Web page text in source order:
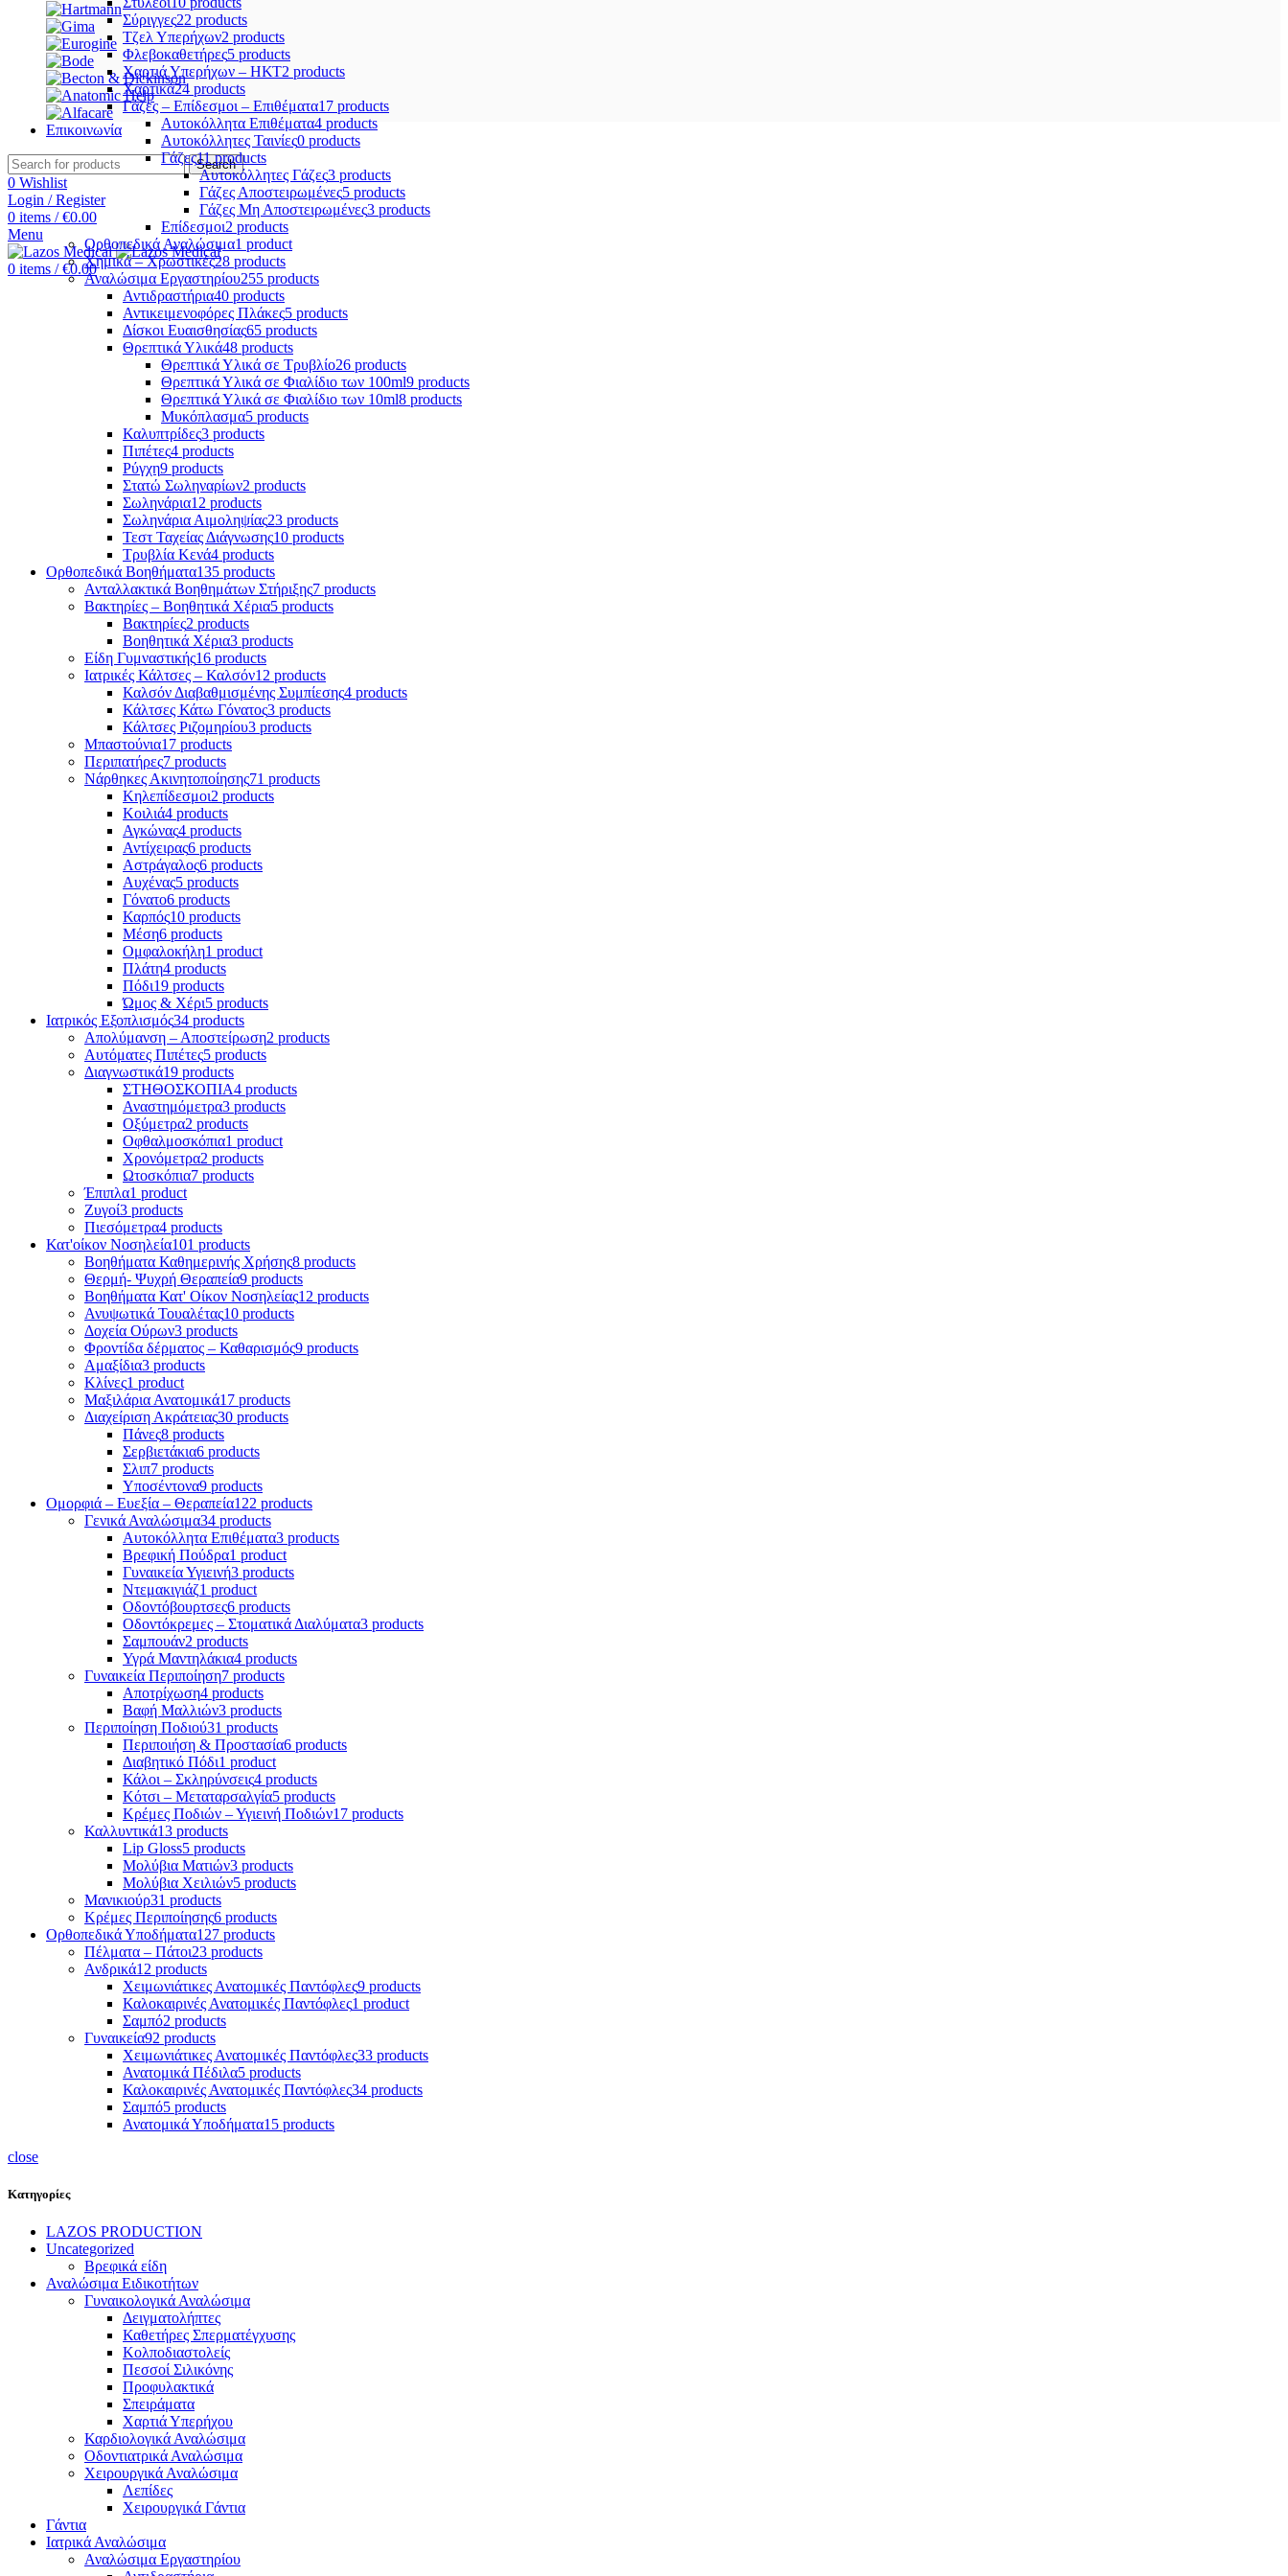
Επικοινωνία
Search
0 Wishlist
Login / Register
0 items / €0.00
Menu
0 items / €0.00
Σύριγγες22 products
Τζελ Υπερήχων2 products
Φλεβοκαθετήρες5 products
Χαρτιά Υπερήχων – ΗΚΤ2 products
Χαρτικά24 products
Γάζες – Επίδεσμοι – Επιθέματα17 products
Αυτοκόλλητα Επιθέματα4 products
Αυτοκόλλητες Ταινίες0 products
Γάζες11 products
Αυτοκόλλητες Γάζες3 products
Γάζες Αποστειρωμένες5 products
Γάζες Μη Αποστειρωμένες3 products
Επίδεσμοι2 products
Ορθοπεδικά Αναλώσιμα1 product
Χημικά – Χρωστικές28 products
Αναλώσιμα Εργαστηρίου255 products
Αντιδραστήρια40 products
Αντικειμενοφόρες Πλάκες5 products
Δίσκοι Ευαισθησίας65 products
Θρεπτικά Υλικά48 products
Θρεπτικά Υλικά σε Τρυβλίο26 products
Θρεπτικά Υλικά σε Φιαλίδιο των 100ml9 products
Θρεπτικά Υλικά σε Φιαλίδιο των 10ml8 products
Μυκόπλασμα5 products
Καλυπτρίδες3 products
Πιπέτες4 products
Ρύγχη9 products
Στατώ Σωληναρίων2 products
Σωληνάρια12 products
Σωληνάρια Αιμοληψίας23 products
Τεστ Ταχείας Διάγνωσης10 products
Τρυβλία Κενά4 products
Ορθοπεδικά Βοηθήματα135 products
Ανταλλακτικά Βοηθημάτων Στήριξης7 products
Βακτηρίες – Βοηθητικά Χέρια5 products
Βακτηρίες2 products
Βοηθητικά Χέρια3 products
Είδη Γυμναστικής16 products
Ιατρικές Κάλτσες – Καλσόν12 products
Καλσόν Διαβαθμισμένης Συμπίεσης4 products
Κάλτσες Κάτω Γόνατος3 products
Κάλτσες Ριζομηρίου3 products
Μπαστούνια17 products
Περιπατήρες7 products
Νάρθηκες Ακινητοποίησης71 products
Κηλεπίδεσμοι2 products
Κοιλιά4 products
Αγκώνας4 products
Αντίχειρας6 products
Αστράγαλος6 products
Αυχένας5 products
Γόνατο6 products
Καρπός10 products
Μέση6 products
Ομφαλοκήλη1 product
Πλάτη4 products
Πόδι19 products
Ώμος & Χέρι5 products
Ιατρικός Εξοπλισμός34 products
Απολύμανση – Αποστείρωση2 products
Αυτόματες Πιπέτες5 products
Διαγνωστικά19 products
ΣΤΗΘΟΣΚΟΠΙΑ4 products
Αναστημόμετρα3 products
Οξύμετρα2 products
Οφθαλμοσκόπια1 product
Χρονόμετρα2 products
Ωτοσκόπια7 products
Έπιπλα1 product
Ζυγοί3 products
Πιεσόμετρα4 products
Κατ'οίκον Νοσηλεία101 products
Βοηθήματα Καθημερινής Χρήσης8 products
Θερμή- Ψυχρή Θεραπεία9 products
Βοηθήματα Κατ' Οίκον Νοσηλείας12 products
Ανυψωτικά Τουαλέτας10 products
Δοχεία Ούρων3 products
Φροντίδα δέρματος – Καθαρισμός9 products
Αμαξίδια3 products
Κλίνες1 product
Μαξιλάρια Ανατομικά17 products
Διαχείριση Ακράτειας30 products
Πάνες8 products
Σερβιετάκια6 products
Σλιπ7 products
Υποσέντονα9 products
Ομορφιά – Ευεξία – Θεραπεία122 products
Γενικά Αναλώσιμα34 products
Αυτοκόλλητα Επιθέματα3 products
Βρεφική Πούδρα1 product
Γυναικεία Υγιεινή3 products
Ντεμακιγιάζ1 product
Οδοντόβουρτσες6 products
Οδοντόκρεμες – Στοματικά Διαλύματα3 products
Σαμπουάν2 products
Υγρά Μαντηλάκια4 products
Γυναικεία Περιποίηση7 products
Αποτρίχωση4 products
Βαφή Μαλλιών3 products
Περιποίηση Ποδιού31 products
Περιποιήση & Προστασία6 products
Διαβητικό Πόδι1 product
Κάλοι – Σκληρύνσεις4 products
Κότσι – Μεταταρσαλγία5 products
Κρέμες Ποδιών – Υγιεινή Ποδιών17 products
Καλλυντικά13 products
Lip Gloss5 products
Μολύβια Ματιών3 products
Μολύβια Χειλιών5 products
Μανικιούρ31 products
Κρέμες Περιποίησης6 products
Ορθοπεδικά Υποδήματα127 products
Πέλματα – Πάτοι23 products
Ανδρικά12 products
Χειμωνιάτικες Ανατομικές Παντόφλες9 products
Καλοκαιρινές Ανατομικές Παντόφλες1 product
Σαμπό2 products
Γυναικεία92 products
Χειμωνιάτικες Ανατομικές Παντόφλες33 products
Ανατομικά Πέδιλα5 products
Καλοκαιρινές Ανατομικές Παντόφλες34 products
Σαμπό5 products
Ανατομικά Υποδήματα15 products
close
Κατηγορίες
LAZOS PRODUCTION
Uncategorized
Βρεφικά είδη
Αναλώσιμα Ειδικοτήτων
Γυναικολογικά Αναλώσιμα
Δειγματολήπτες
Καθετήρες Σπερματέγχυσης
Κολποδιαστολείς
Πεσσοί Σιλικόνης
Προφυλακτικά
Σπειράματα
Χαρτιά Υπερήχου
Καρδιολογικά Αναλώσιμα
Οδοντιατρικά Αναλώσιμα
Χειρουργικά Αναλώσιμα
Λεπίδες
Χειρουργικά Γάντια
Γάντια
Ιατρικά Αναλώσιμα
Αναλώσιμα Εργαστηρίου